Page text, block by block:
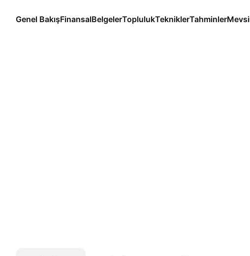
Genel BakışFinansalBelgelerToplulukTekniklerTahminler